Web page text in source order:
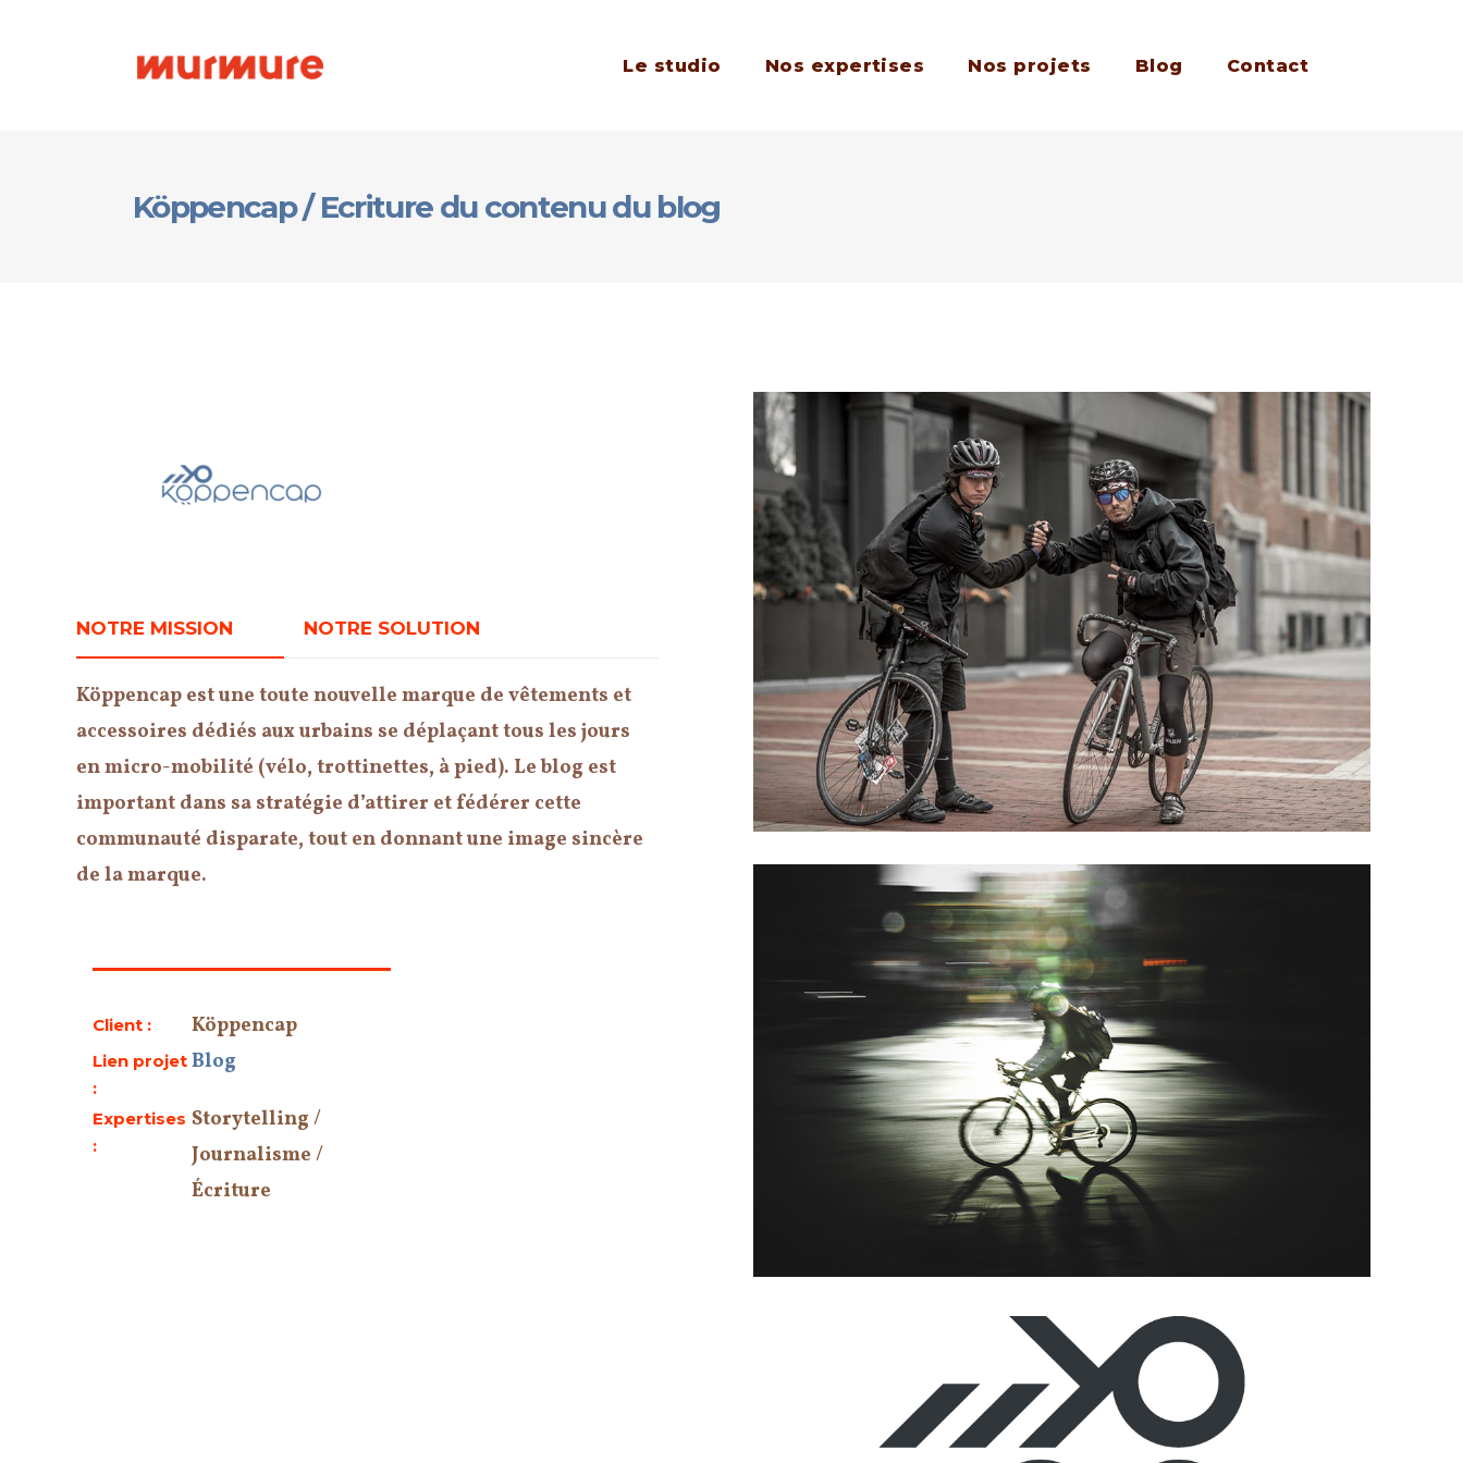
Le studio Nos expertises Nos projets Blog Contact
Köppencap / Ecriture du contenu du blog
NOTRE MISSION NOTRE SOLUTION
Köppencap est une toute nouvelle marque de vêtements et
accessoires dédiés aux urbains se déplaçant tous les jours
en micro-mobilité (vélo, trottinettes, à pied). Le blog est
important dans sa stratégie d’attirer et fédérer cette
communauté disparate, tout en donnant une image sincère
de la marque.
Client : Köppencap
Lien projet
:
Blog
Expertises
:
Storytelling /
Journalisme /
Écriture